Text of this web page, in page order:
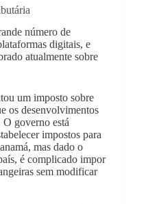
número de
digitais, e
atualmente sobre
um imposto sobre
os desenvolvimentos
governo está
impostos para
mas dado o
é complicado impor
sem modificar